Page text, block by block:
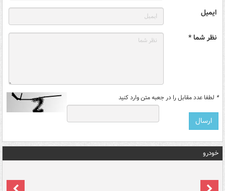
ایمیل
نظر شما *
* لطفا عدد مقابل را در جعبه متن وارد کنید
خودرو